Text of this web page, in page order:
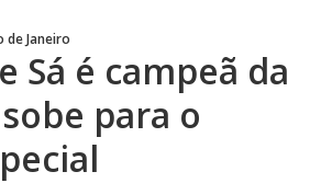
de Janeiro
Sá é campeã da
para o